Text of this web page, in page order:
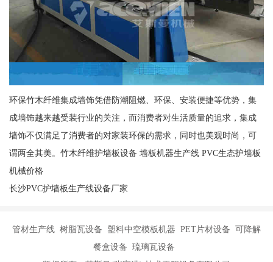
环保竹木纤维集成墙饰凭借防潮阻燃、环保、安装便捷等优势，集
成墙饰越来越受装行业的关注，而消费者对生活质量的追求，集成
墙饰不仅满足了消费者的对家装环保的需求，同时也美观时尚，可
谓两全其美。竹木纤维护墙板设备 墙板机器生产线 PVC生态护墙板
机械价格
长沙PVC护墙板生产线设备厂家
管材生产线 树脂瓦设备 塑料中空模板机器 PET片材设备 可降解
餐盒设备 琉璃瓦设备